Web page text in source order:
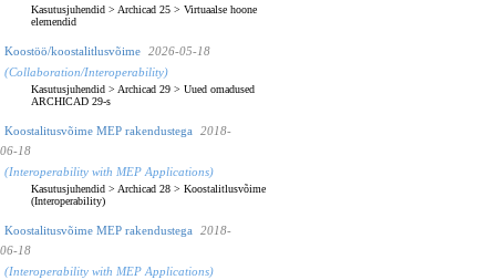
Kasutusjuhendid > Archicad 25 > Virtuaalse hoone
elemendid
Koostöö/koostalitlusvõime
2026-05-18
(Collaboration/Interoperability)
Kasutusjuhendid > Archicad 29 > Uued omadused
ARCHICAD 29-s
Koostalitusvõime MEP rakendustega
2018-
06-18
(Interoperability with MEP Applications)
Kasutusjuhendid > Archicad 28 > Koostalitlusvõime
(Interoperability)
Koostalitusvõime MEP rakendustega
2018-
06-18
(Interoperability with MEP Applications)